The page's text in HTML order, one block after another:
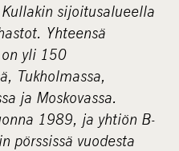
sijoitusalueella
Yhteensä
on yli 150
Tukholmassa,
ja Moskovassa.
1989, ja yhtiön B-
pörssissä vuodesta